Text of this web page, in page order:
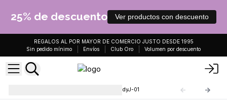
25% de descuento Ver productos con descuento
REGALOS AL POR MAYOR DE COMERCIO JUSTO DESDE 1995
Sin pedido mínimo
Envíos Club Oro Volumen por descuento
CandyJ-01